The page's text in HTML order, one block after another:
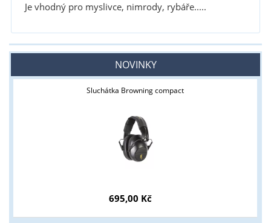
Je vhodný pro myslivce, nimrody, rybáře.....
NOVINKY
Sluchátka Browning compact
695,00 Kč